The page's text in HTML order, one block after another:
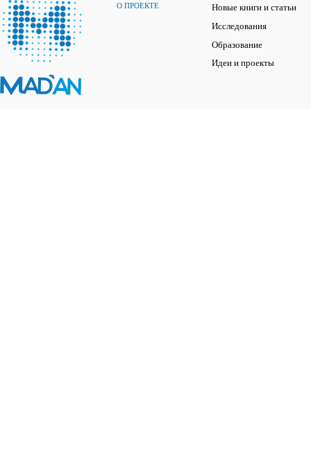
О ПРОЕКТЕ
Новые книги и статьи
Исследования
Образование
Идеи и проекты